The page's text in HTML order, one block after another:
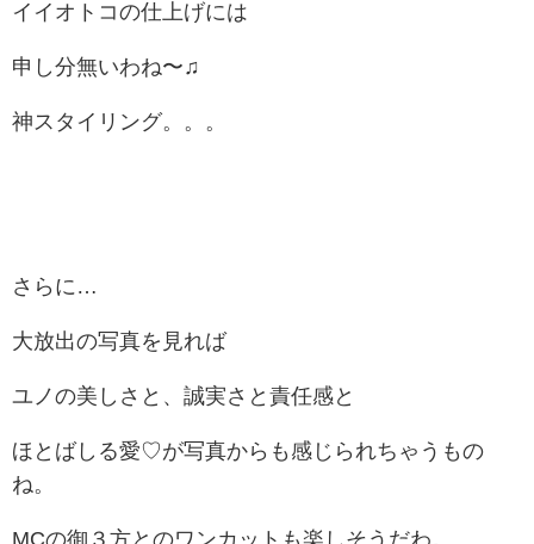
イイオトコの仕上げには
申し分無いわね〜♫
神スタイリング。。。
さらに…
大放出の写真を見れば
ユノの美しさと、誠実さと責任感と
ほとばしる愛♡が写真からも感じられちゃうもの
ね。
MCの御３方とのワンカットも楽しそうだわ。